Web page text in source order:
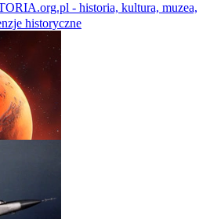
- historia, kultura, muzea,
historyczne